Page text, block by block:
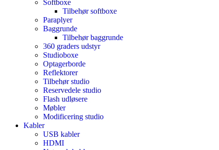
Softboxe
Tilbehør softboxe
Paraplyer
Baggrunde
Tilbehør baggrunde
360 graders udstyr
Studioboxe
Optagerborde
Reflektorer
Tilbehør studio
Reservedele studio
Flash udløsere
Møbler
Modificering studio
Kabler
USB kabler
HDMI